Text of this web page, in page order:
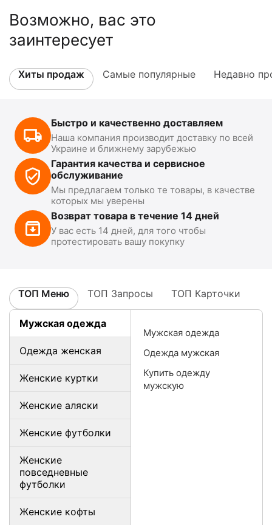
Возможно, вас это
заинтересует
Хиты продаж Самые популярные Недавно
Быстро и качественно доставляем
Наша компания производит доставку по всей
Украине и ближнему зарубежью
Гарантия качества и сервисное
обслуживание
Мы предлагаем только те товары, в качестве
которых мы уверены
Возврат товара в течение 14 дней
У вас есть 14 дней, для того чтобы
протестировать вашу покупку
ТОП Меню ТОП Запросы ТОП Карточки
Мужская одежда
Одежда женская
Женские куртки
Женские аляски
Женские футболки
Женские
повседневные
футболки
Женские кофты
Мужская одежда
Одежда мужская
Купить одежду
мужскую